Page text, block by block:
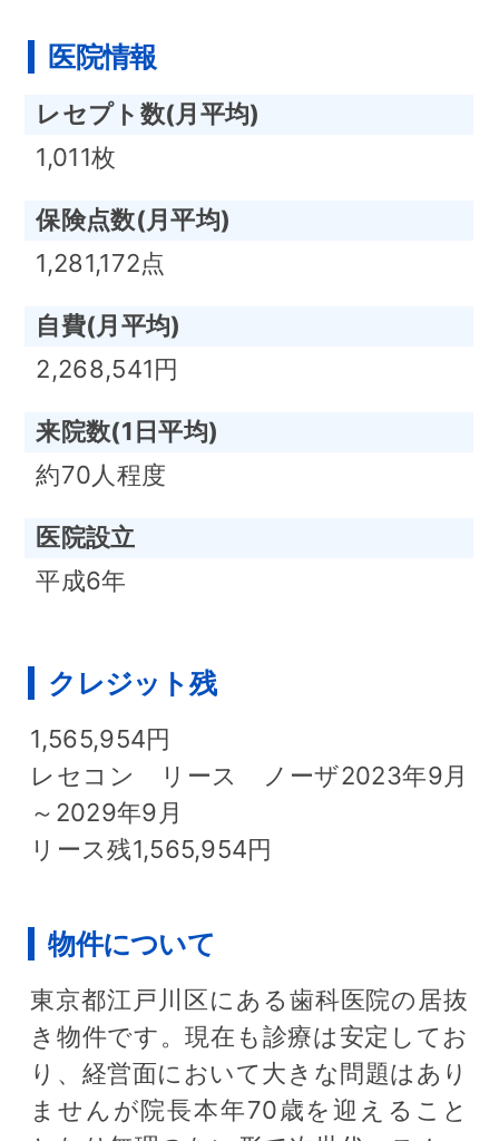
医院情報
レセプト数(月平均)
1,011枚
保険点数(月平均)
1,281,172点
自費(月平均)
2,268,541円
来院数(1日平均)
約70人程度
医院設立
平成6年
クレジット残
1,565,954円
レセコン リース ノーザ2023年9月
～2029年9月
リース残1,565,954円
物件について
東京都江戸川区にある歯科医院の居抜
き物件です。現在も診療は安定してお
り、経営面において大きな問題はあり
ませんが院長本年70歳を迎えること